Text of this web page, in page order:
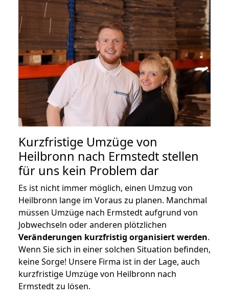
Kurzfristige Umzüge von
Heilbronn nach Ermstedt stellen
für uns kein Problem dar
Es ist nicht immer möglich, einen Umzug von
Heilbronn lange im Voraus zu planen. Manchmal
müssen Umzüge nach Ermstedt aufgrund von
Jobwechseln oder anderen plötzlichen
Veränderungen kurzfristig organisiert werden.
Wenn Sie sich in einer solchen Situation befinden,
keine Sorge! Unsere Firma ist in der Lage, auch
kurzfristige Umzüge von Heilbronn nach
Ermstedt zu lösen.